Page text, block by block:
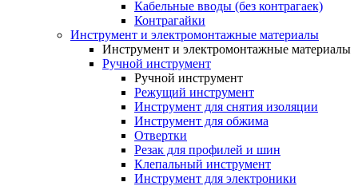
Кабельные вводы (без контрагаек)
Контрагайки
Инструмент и электромонтажные материалы
Инструмент и электромонтажные материалы
Ручной инструмент
Ручной инструмент
Режущий инструмент
Инструмент для снятия изоляции
Инструмент для обжима
Отвертки
Резак для профилей и шин
Клепальный инструмент
Инструмент для электроники